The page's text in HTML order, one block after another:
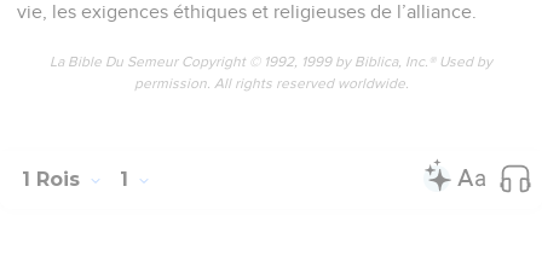
vie, les exigences éthiques et religieuses de l’alliance.
La Bible Du Semeur Copyright © 1992, 1999 by Biblica, Inc.® Used by
permission. All rights reserved worldwide.
1 Rois 1